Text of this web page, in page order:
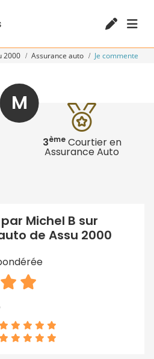
2000 Assurance auto Je commente
M
Michel B sur
de Assu 2000
3ème Courtier en
Assurance Auto